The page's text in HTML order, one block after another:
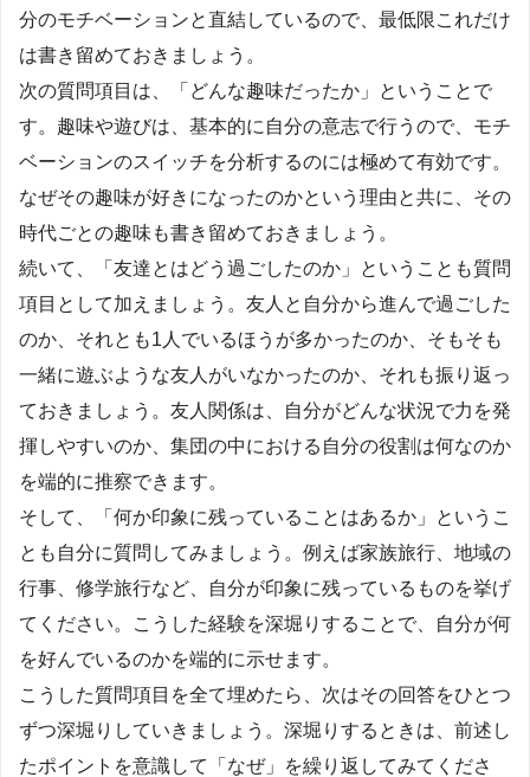
分のモチベーションと直結しているので、最低限これだけ
は書き留めておきましょう。
次の質問項目は、「どんな趣味だったか」ということで
す。趣味や遊びは、基本的に自分の意志で行うので、モチ
ベーションのスイッチを分析するのには極めて有効です。
なぜその趣味が好きになったのかという理由と共に、その
時代ごとの趣味も書き留めておきましょう。
続いて、「友達とはどう過ごしたのか」ということも質問
項目として加えましょう。友人と自分から進んで過ごした
のか、それとも1人でいるほうが多かったのか、そもそも
一緒に遊ぶような友人がいなかったのか、それも振り返っ
ておきましょう。友人関係は、自分がどんな状況で力を発
揮しやすいのか、集団の中における自分の役割は何なのか
を端的に推察できます。
そして、「何か印象に残っていることはあるか」というこ
とも自分に質問してみましょう。例えば家族旅行、地域の
行事、修学旅行など、自分が印象に残っているものを挙げ
てください。こうした経験を深堀りすることで、自分が何
を好んでいるのかを端的に示せます。
こうした質問項目を全て埋めたら、次はその回答をひとつ
ずつ深堀りしていきましょう。深堀りするときは、前述し
たポイントを意識して「なぜ」を繰り返してみてくださ